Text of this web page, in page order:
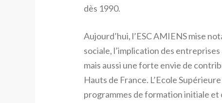
dès 1990.
Aujourd’hui, l’ESC AMIENS mise
sociale, l’implication des
mais aussi une forte envie de
Hauts de France. L’Ecole
programmes de formation initiale et